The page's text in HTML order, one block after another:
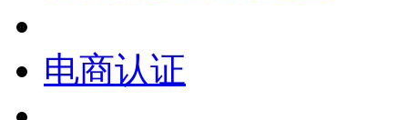
电商认证